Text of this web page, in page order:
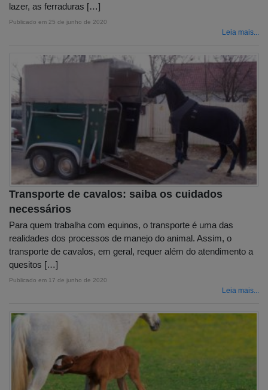
lazer, as ferraduras […]
Publicado em 25 de junho de 2020
Leia mais...
Transporte de cavalos: saiba os cuidados
necessários
Para quem trabalha com equinos, o transporte é uma das
realidades dos processos de manejo do animal. Assim, o
transporte de cavalos, em geral, requer além do atendimento a
quesitos […]
Publicado em 17 de junho de 2020
Leia mais...